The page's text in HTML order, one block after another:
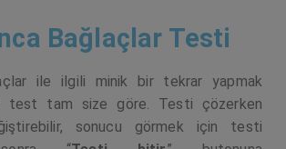
Bağlaçlar Testi
ile ilgili minik bir tekrar yapmak
test tam size göre. Testi çözerken
sonucu görmek için testi